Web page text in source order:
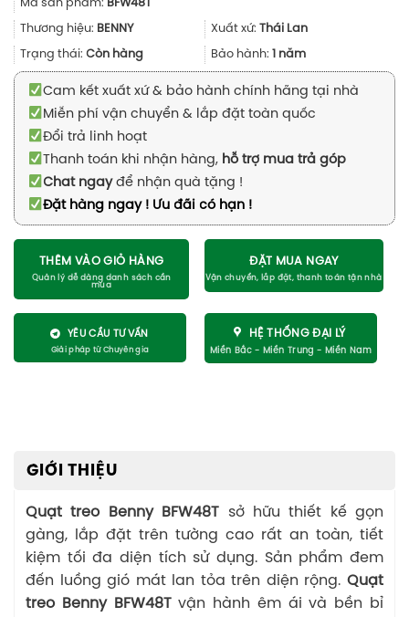
1.490.000₫.là:
970.000₫.
Mã sản phẩm: BFW48T
Thương hiệu: BENNY Xuất xứ: Thái Lan
Trạng thái: Còn hàng Bảo hành: 1 năm
Cam kết xuất xứ & bảo hành chính hãng tại nhà
Miễn phí vận chuyển & lắp đặt toàn quốc
Đổi trả linh hoạt
Thanh toán khi nhận hàng, hỗ trợ mua trả góp
Chat ngayđể nhận quà tặng !
Đặt hàng ngay ! Ưu đãi có hạn !
THÊM VÀO GIỎ HÀNG ĐẶT MUA NGAY
YÊU CẦU TƯ VẤN HỆ THỐNG ĐẠI LÝ
GIỚI THIỆU
Quạt treo Benny BFW48T sở hữu thiết kế gọn
gàng, lắp đặt trên tường cao rất an toàn, tiết
kiệm tối đa diện tích sử dụng. Sản phẩm đem
đến luồng gió mát lan tỏa trên diện rộng. Quạt
treo Benny BFW48Tvận hành êm ái và bền bỉ